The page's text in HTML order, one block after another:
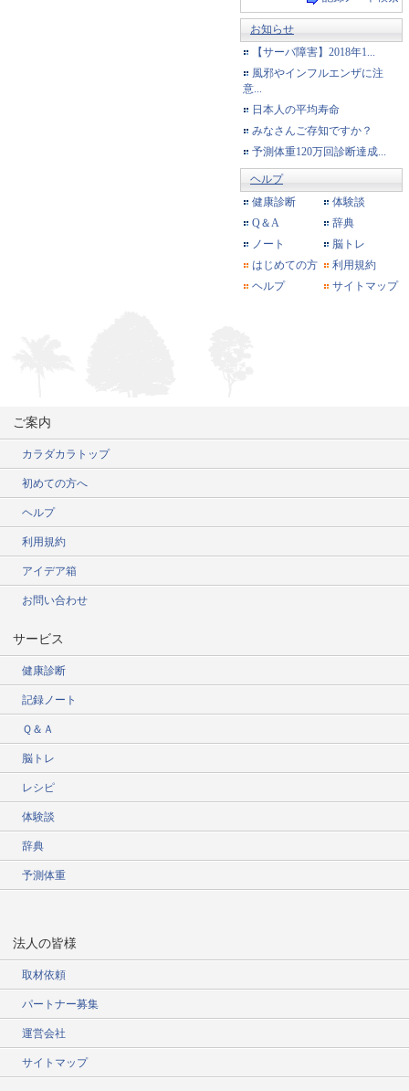
お知らせ
【サーバ障害】2018年1...
風邪やインフルエンザに注
意...
日本人の平均寿命
みなさんご存知ですか？
予測体重120万回診断達成...
ヘルプ
健康診断
体験談
Q＆A
辞典
ノート
脳トレ
はじめての方
利用規約
ヘルプ
サイトマップ
ご案内
カラダカラトップ
初めての方へ
ヘルプ
利用規約
アイデア箱
お問い合わせ
サービス
健康診断
記録ノート
Ｑ＆Ａ
脳トレ
レシピ
体験談
辞典
予測体重
法人の皆様
取材依頼
パートナー募集
運営会社
サイトマップ